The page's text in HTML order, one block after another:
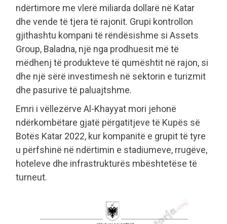
ndërtimore me vlerë miliarda dollarë në Katar
dhe vende të tjera të rajonit. Grupi kontrollon
gjithashtu kompani të rëndësishme si Assets
Group, Baladna, një nga prodhuesit më të
mëdhenj të produkteve të qumështit në rajon, si
dhe një sërë investimesh në sektorin e turizmit
dhe pasurive të paluajtshme.
Emri i vëllezërve Al-Khayyat mori jehonë
ndërkombëtare gjatë përgatitjeve të Kupës së
Botës Katar 2022, kur kompanitë e grupit të tyre
u përfshinë në ndërtimin e stadiumeve, rrugëve,
hoteleve dhe infrastrukturës mbështetëse të
turneut.